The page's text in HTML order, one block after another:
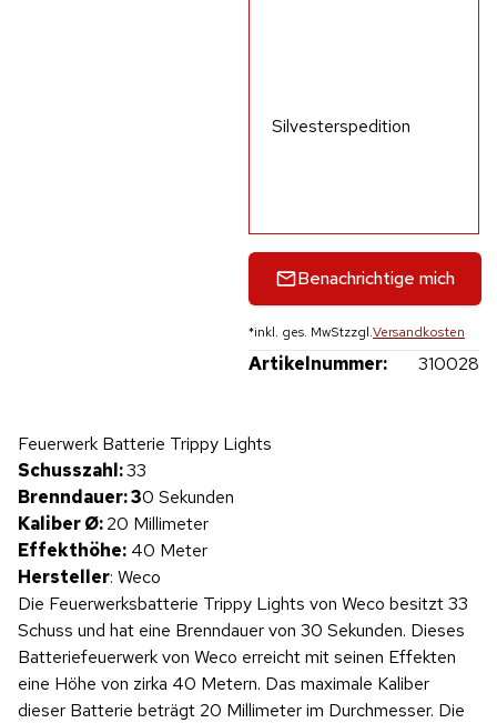
Silvesterspedition
Benachrichtige mich
*inkl. ges. MwStzzgl.Versandkosten
Artikelnummer: 310028
Produktvideo
Feuerwerk Batterie Trippy Lights
Schusszahl:33
Brenndauer: 30 Sekunden
Kaliber Ø:20 Millimeter
Effekthöhe: 40 Meter
Hersteller: Weco
Die Feuerwerksbatterie Trippy Lights von Weco besitzt 33
Schuss und hat eine Brenndauer von 30 Sekunden. Dieses
Batteriefeuerwerk von Weco erreicht mit seinen Effekten
eine Höhe von zirka 40 Metern. Das maximale Kaliber
dieser Batterie beträgt 20 Millimeter im Durchmesser. Die